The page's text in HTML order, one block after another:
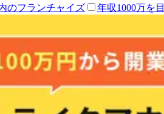
のフランチャイズ 年収1000万を